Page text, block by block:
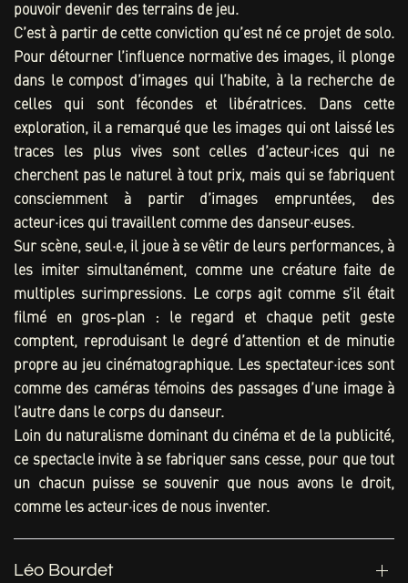
pouvoir devenir des terrains de jeu.
C’est à partir de cette conviction qu’est né ce projet de solo.
Pour détourner l’influence normative des images, il plonge
dans le compost d’images qui l’habite, à la recherche de
celles qui sont fécondes et libératrices. Dans cette
exploration, il a remarqué que les images qui ont laissé les
traces les plus vives sont celles d’acteur·ices qui ne
cherchent pas le naturel à tout prix, mais qui se fabriquent
consciemment à partir d’images empruntées, des
acteur·ices qui travaillent comme des danseur·euses.
Sur scène, seul·e, il joue à se vêtir de leurs performances, à
les imiter simultanément, comme une créature faite de
multiples surimpressions. Le corps agit comme s’il était
filmé en gros-plan : le regard et chaque petit geste
comptent, reproduisant le degré d’attention et de minutie
propre au jeu cinématographique. Les spectateur·ices sont
comme des caméras témoins des passages d’une image à
l’autre dans le corps du danseur.
Loin du naturalisme dominant du cinéma et de la publicité,
ce spectacle invite à se fabriquer sans cesse, pour que tout
un chacun puisse se souvenir que nous avons le droit,
comme les acteur·ices de nous inventer.
Léo Bourdet